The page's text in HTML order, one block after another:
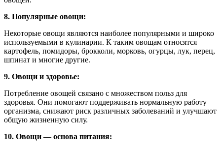
8. Популярные овощи:
Некоторые овощи являются наиболее популярными и широко
используемыми в кулинарии. К таким овощам относятся
картофель, помидоры, брокколи, морковь, огурцы, лук, перец,
шпинат и многие другие.
9. Овощи и здоровье:
Потребление овощей связано с множеством польз для
здоровья. Они помогают поддерживать нормальную работу
организма, снижают риск различных заболеваний и улучшают
общую жизненную силу.
10. Овощи — основа питания: